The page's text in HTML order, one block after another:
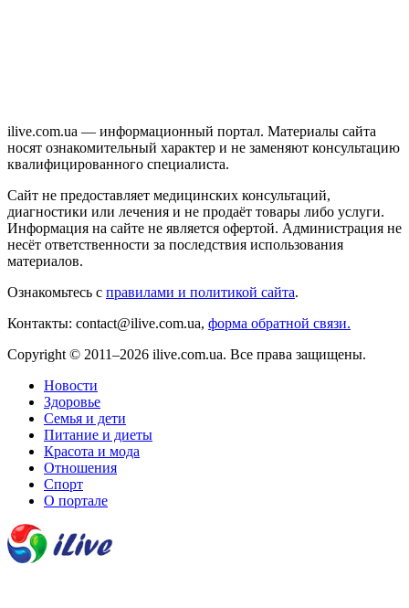
ilive.com.ua — информационный портал. Материалы сайта
носят ознакомительный характер и не заменяют консультацию
квалифицированного специалиста.
Сайт не предоставляет медицинских консультаций,
диагностики или лечения и не продаёт товары либо услуги.
Информация на сайте не является офертой. Администрация не
несёт ответственности за последствия использования
материалов.
Ознакомьтесь с правилами и политикой сайта.
Контакты: contact@ilive.com.ua, форма обратной связи.
Copyright © 2011–2026 ilive.com.ua. Все права защищены.
Новости
Здоровье
Семья и дети
Питание и диеты
Красота и мода
Отношения
Спорт
О портале